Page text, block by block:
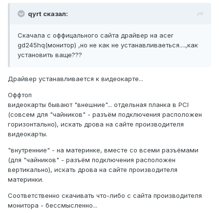
qyrt сказал:
Cкачала с оффицального сайта драйвер на acer
gd245hq(монитор) ,но не как не устанавливаеться....,как
установить ваще???
Драйвер устанавливается к видеокарте...
Оффтоп
видеокарты бывают "внешние"... отдельная планка в PCI
(совсем для "чайников" - разъём подключения расположен
горизонтально), искать дрова на сайте производителя
видеокарты.
"внутренние" - на материнке, вместе со всеми разъёмами
(для "чайников" - разъём подключения расположен
вертикально), искать дрова на сайте производителя
материнки.
Соответственно скачивать что-либо с сайта производителя
монитора - бессмысленно...